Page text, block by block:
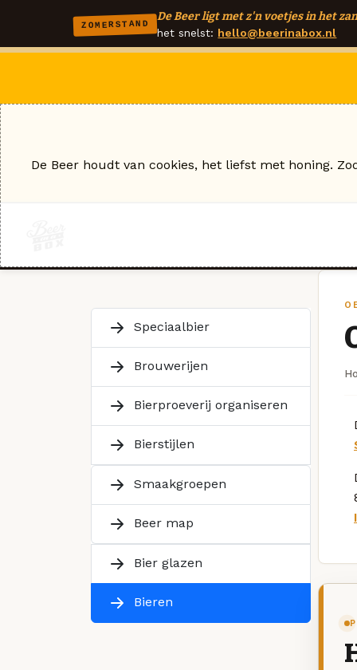
ZOMERSTAND
De Beer ligt met z'n voetjes in het
het snelst: hello@beerinabox.nl
Speciaalbier
Brouwerijen
Bierproeverij organiseren
Bierstijlen
Smaakgroepen
Beer map
Bier glazen
Bieren
De Beer houdt van cookies, het liefst met honing.